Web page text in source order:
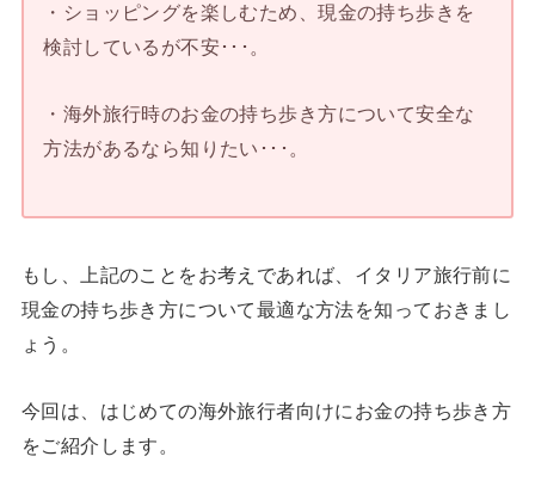
・ショッピングを楽しむため、現金の持ち歩きを
検討しているが不安･･･。
・海外旅行時のお金の持ち歩き方について安全な
方法があるなら知りたい･･･。
もし、上記のことをお考えであれば、イタリア旅行前に
現金の持ち歩き方について最適な方法を知っておきまし
ょう。
今回は、はじめての海外旅行者向けにお金の持ち歩き方
をご紹介します。